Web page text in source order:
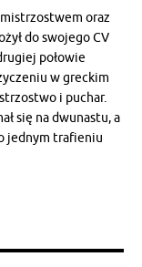
oraz
do swojego CV
połowie
w greckim
i puchar.
się na dwunastu, a
jednym trafieniu